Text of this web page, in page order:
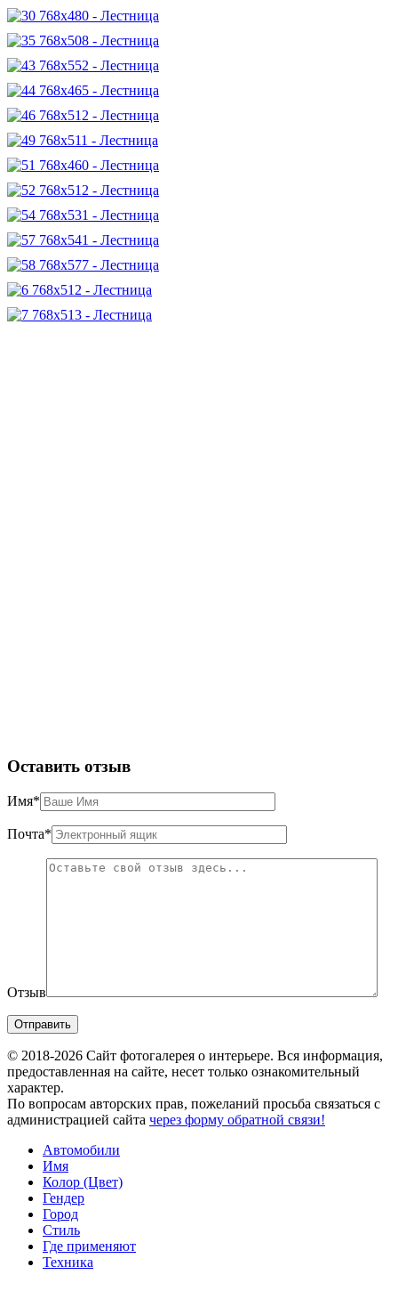
Оставить отзыв
Имя*
Почта*
Отзыв
© 2018-2026 Сайт фотогалерея о интерьере. Вся информация,
предоставленная на сайте, несет только ознакомительный
характер.
По вопросам авторских прав, пожеланий просьба связаться с
администрацией сайта через форму обратной связи!
Автомобили
Имя
Колор (Цвет)
Гендер
Город
Стиль
Где применяют
Техника